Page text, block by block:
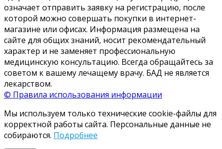
означает отправить заявку на регистрацию, после
которой можно совершать покупки в интернет-
магазине или офисах. Информация размещена на
сайте для общих знаний, носит рекомендательный
характер и не заменяет профессиональную
медицинскую консультацию. Всегда обращайтесь за
советом к вашему лечащему врачу. БАД не является
лекарством.
© Правила использования информации
Мы используем только технические cookie-файлы для
корректной работы сайта. Персональные данные не
собираются. Подробнее